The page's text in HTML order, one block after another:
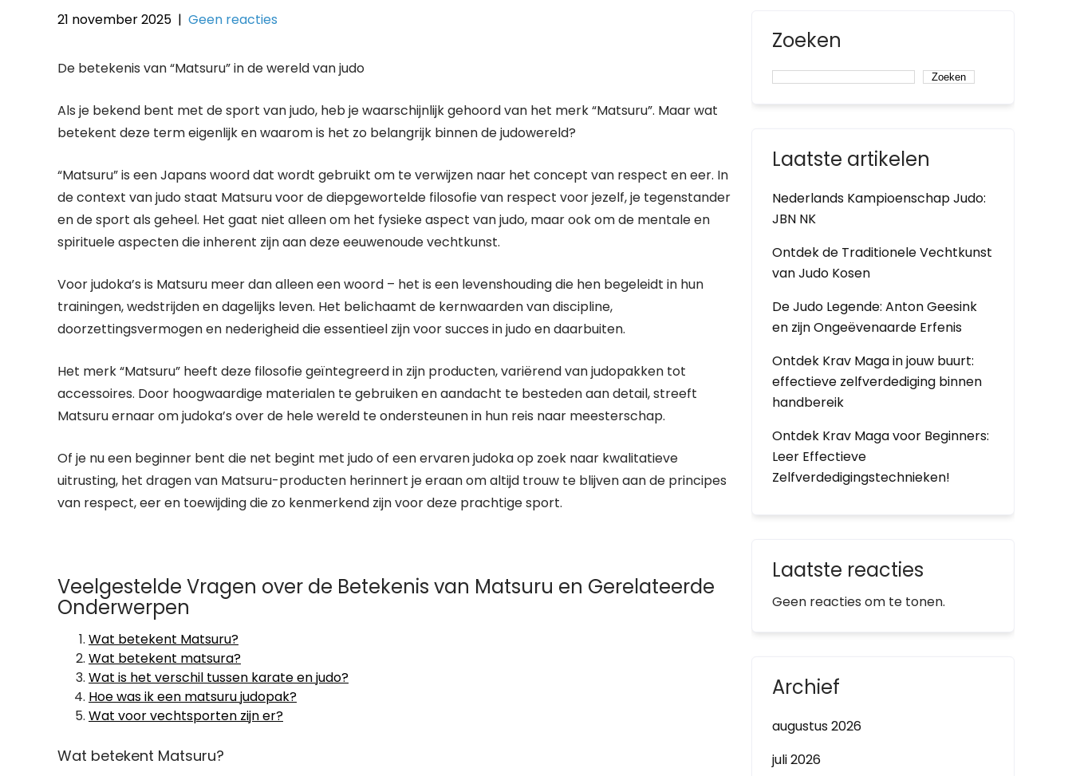
21 november 2025 | Geen reacties
De betekenis van “Matsuru” in de wereld van judo
Als je bekend bent met de sport van judo, heb je waarschijnlijk gehoord van het merk “Matsuru”. Maar wat
betekent deze term eigenlijk en waarom is het zo belangrijk binnen de judowereld?
“Matsuru” is een Japans woord dat wordt gebruikt om te verwijzen naar het concept van respect en eer. In
de context van judo staat Matsuru voor de diepgewortelde filosofie van respect voor jezelf, je tegenstander
en de sport als geheel. Het gaat niet alleen om het fysieke aspect van judo, maar ook om de mentale en
spirituele aspecten die inherent zijn aan deze eeuwenoude vechtkunst.
Voor judoka’s is Matsuru meer dan alleen een woord – het is een levenshouding die hen begeleidt in hun
trainingen, wedstrijden en dagelijks leven. Het belichaamt de kernwaarden van discipline,
doorzettingsvermogen en nederigheid die essentieel zijn voor succes in judo en daarbuiten.
Het merk “Matsuru” heeft deze filosofie geïntegreerd in zijn producten, variërend van judopakken tot
accessoires. Door hoogwaardige materialen te gebruiken en aandacht te besteden aan detail, streeft
Matsuru ernaar om judoka’s over de hele wereld te ondersteunen in hun reis naar meesterschap.
Of je nu een beginner bent die net begint met judo of een ervaren judoka op zoek naar kwalitatieve
uitrusting, het dragen van Matsuru-producten herinnert je eraan om altijd trouw te blijven aan de principes
van respect, eer en toewijding die zo kenmerkend zijn voor deze prachtige sport.
Veelgestelde Vragen over de Betekenis van Matsuru en Gerelateerde
Onderwerpen
Wat betekent Matsuru?
Wat betekent matsura?
Wat is het verschil tussen karate en judo?
Hoe was ik een matsuru judopak?
Wat voor vechtsporten zijn er?
Wat betekent Matsuru?
Zoeken
Zoeken
Laatste artikelen
Nederlands Kampioenschap Judo:
JBN NK
Ontdek de Traditionele Vechtkunst
van Judo Kosen
De Judo Legende: Anton Geesink
en zijn Ongeëvenaarde Erfenis
Ontdek Krav Maga in jouw buurt:
effectieve zelfverdediging binnen
handbereik
Ontdek Krav Maga voor Beginners:
Leer Effectieve
Zelfverdedigingstechnieken!
Laatste reacties
Geen reacties om te tonen.
Archief
augustus 2026
juli 2026